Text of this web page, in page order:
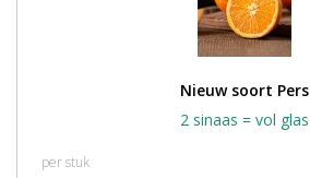
Nieuw soort Pers
2 sinaas = vol glas
per stuk